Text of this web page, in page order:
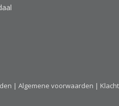
| Algemene voorwaarden |